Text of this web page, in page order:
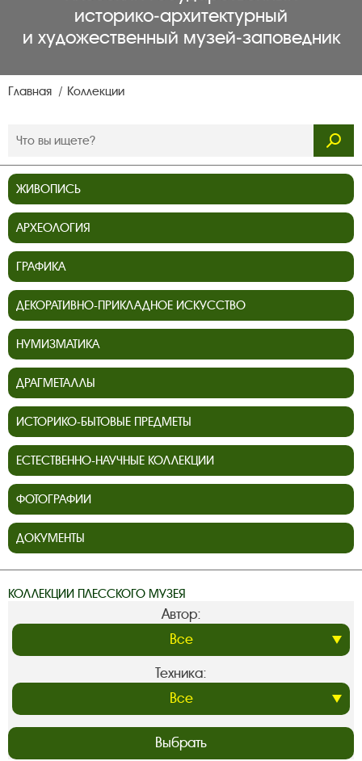
историко‑архитектурный
и художественный музей‑заповедник
Главная Коллекции
ЖИВОПИСЬ
АРХЕОЛОГИЯ
ГРАФИКА
ДЕКОРАТИВНО-ПРИКЛАДНОЕ ИСКУССТВО
НУМИЗМАТИКА
ДРАГМЕТАЛЛЫ
ИСТОРИКО-БЫТОВЫЕ ПРЕДМЕТЫ
ЕСТЕСТВЕННО-НАУЧНЫЕ КОЛЛЕКЦИИ
ФОТОГРАФИИ
ДОКУМЕНТЫ
КОЛЛЕКЦИИ ПЛЕССКОГО МУЗЕЯ
Автор:
Техника:
Выбрать